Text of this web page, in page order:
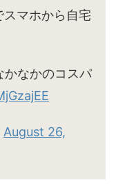
マホから自宅
かなかのコスパ
August 26,